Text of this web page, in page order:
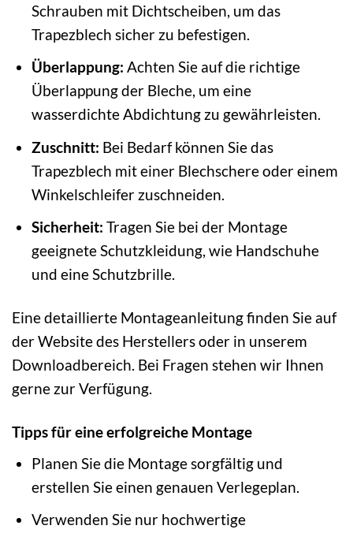
Schrauben mit Dichtscheiben, um das
Trapezblech sicher zu befestigen.
Überlappung: Achten Sie auf die richtige
Überlappung der Bleche, um eine
wasserdichte Abdichtung zu gewährleisten.
Zuschnitt: Bei Bedarf können Sie das
Trapezblech mit einer Blechschere oder einem
Winkelschleifer zuschneiden.
Sicherheit: Tragen Sie bei der Montage
geeignete Schutzkleidung, wie Handschuhe
und eine Schutzbrille.
Eine detaillierte Montageanleitung finden Sie auf
der Website des Herstellers oder in unserem
Downloadbereich. Bei Fragen stehen wir Ihnen
gerne zur Verfügung.
Tipps für eine erfolgreiche Montage
Planen Sie die Montage sorgfältig und
erstellen Sie einen genauen Verlegeplan.
Verwenden Sie nur hochwertige